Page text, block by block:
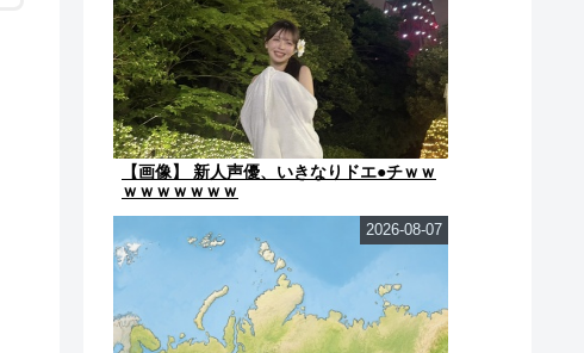
【画像】 新人声優、いきなりドエ●チｗｗ
ｗｗｗｗｗｗｗ
2026-08-07